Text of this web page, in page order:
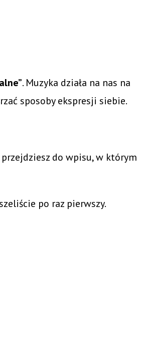
. Muzyka działa na nas na
sposoby ekspresji siebie.
przejdziesz do wpisu, w którym
po raz pierwszy.